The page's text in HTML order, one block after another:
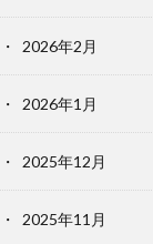
2026年2月
2026年1月
2025年12月
2025年11月